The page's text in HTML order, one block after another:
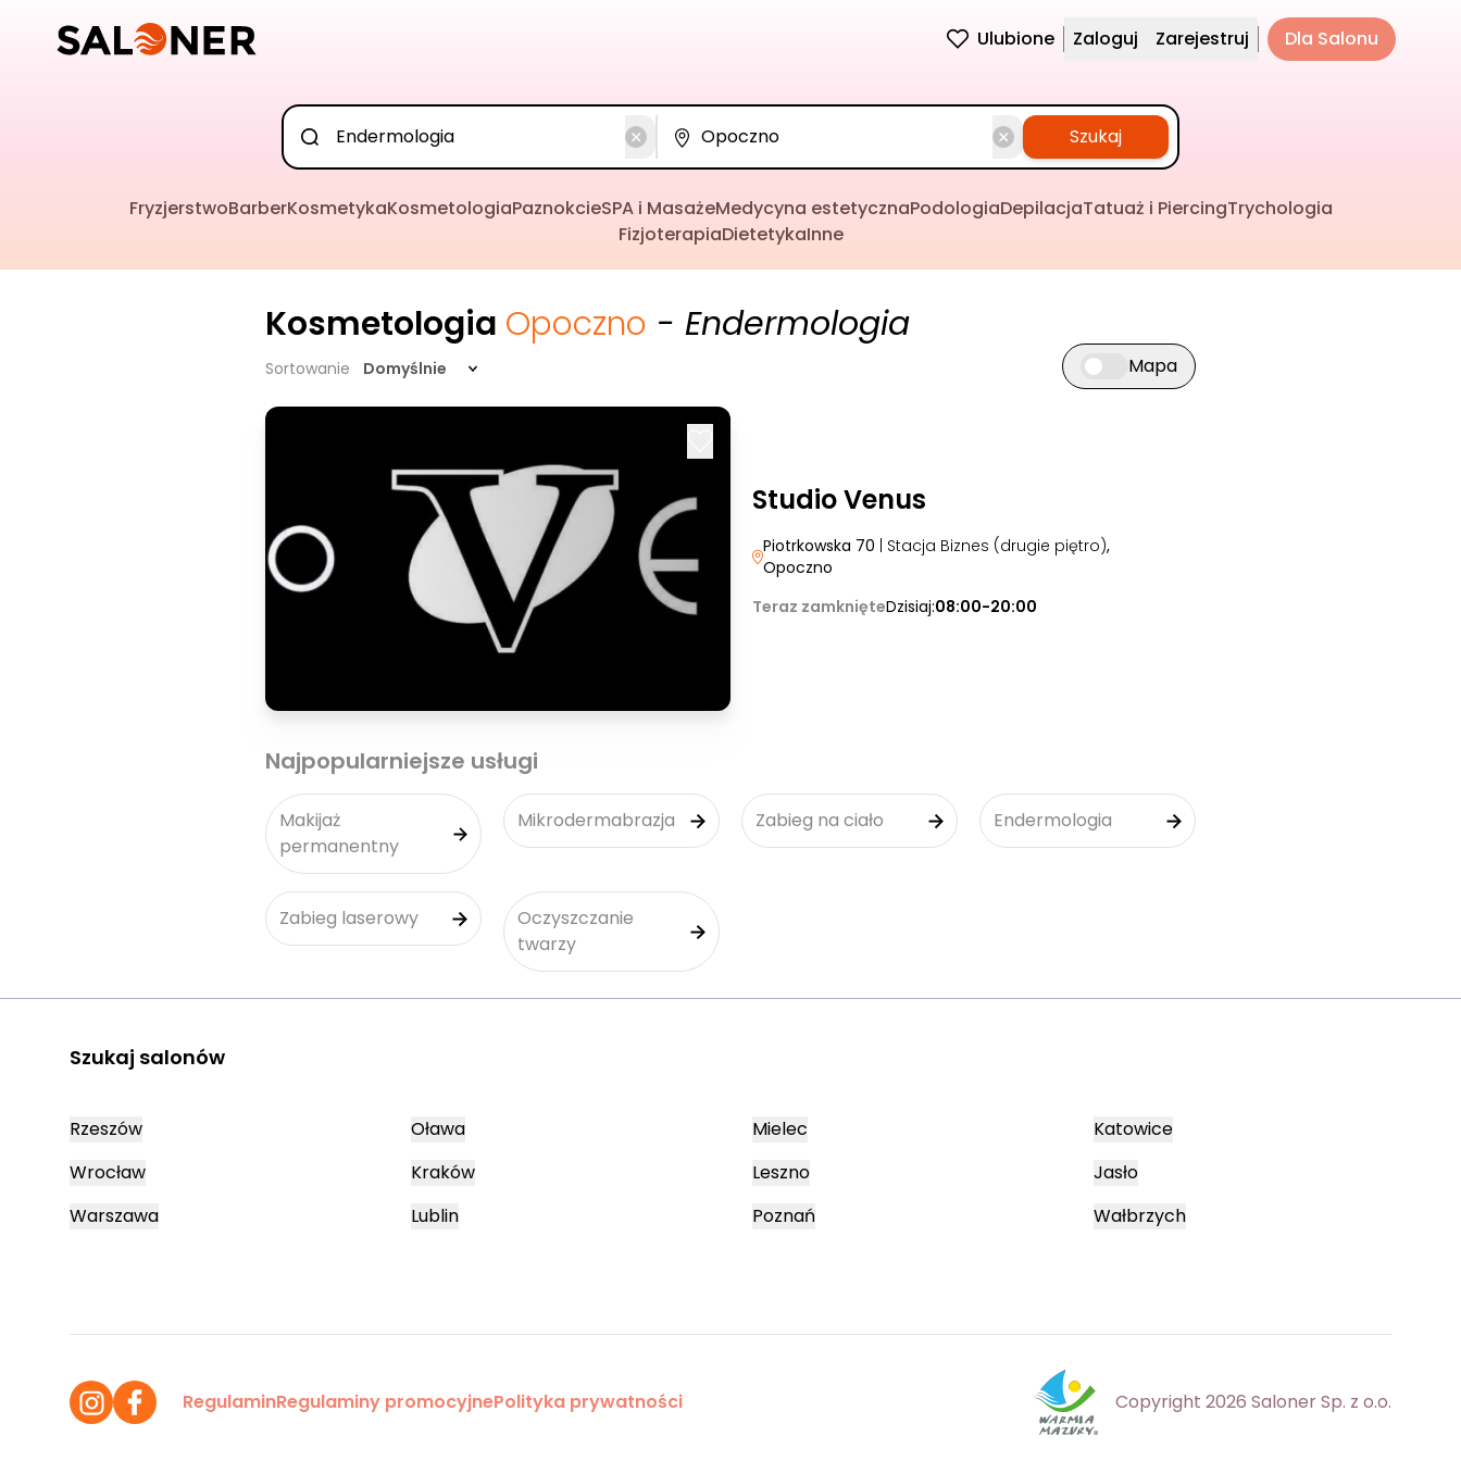
Ulubione Zaloguj Zarejestruj Dla Salonu
Szukaj
FryzjerstwoBarberKosmetykaKosmetologiaPaznokcieSPA i MasażeMedycyna estetycznaPodologiaDepilacjaTatuaż i PiercingTrychologia
FizjoterapiaDietetykaInne
Kosmetologia Opoczno - Endermologia
Sortowanie Domyślnie Przełącz widok mapy
Mapa
Studio Venus
Piotrkowska 70 | Stacja Biznes (drugie piętro),
Opoczno
Teraz zamknięteDzisiaj:08:00-20:00
Najpopularniejsze usługi
Makijaż
permanentny
Mikrodermabrazja Zabieg na ciało Endermologia
Zabieg laserowy
Oczyszczanie
twarzy
Szukaj salonów
Rzeszów
Wrocław
Warszawa
Oława
Kraków
Lublin
Mielec
Leszno
Poznań
Katowice
Jasło
Wałbrzych
RegulaminRegulaminy promocyjnePolityka prywatności Copyright 2026 Saloner Sp. z o.o.